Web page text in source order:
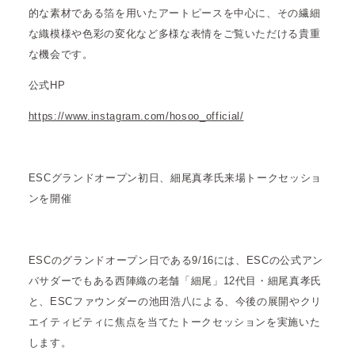
的な素材である箔を用いたアートピースを中心に、その繊細
な織模様や色彩の変化など多様な表情をご覧いただける貴重
な機会です。
公式HP
https://www.instagram.com/hosoo_official/
ESCグランドオープン初日、細尾真孝氏来場トークセッショ
ンを開催
ESCのグランドオープン日である9/16には、ESCの公式アン
バサダーでもある⻄陣織の⽼舗「細尾」12代⽬・細尾真孝氏
と、ESCファウンダーの池田浩八による、今後の展開やクリ
エイティビティに焦点を当てたトークセッションを実施いた
します。